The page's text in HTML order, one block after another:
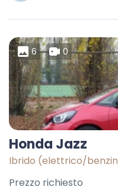
6 0
Honda Jazz
Ibrido (elettrico/
Prezzo richiesto